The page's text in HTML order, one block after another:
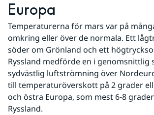
Europa
Temperaturerna för mars var på
omkring eller över de normala. Ett
söder om Grönland och ett
Ryssland medförde en i genomsnittlig
sydvästlig luftströmning över
till temperaturöverskott på 2 grader
och östra Europa, som mest 6-8
Ryssland.